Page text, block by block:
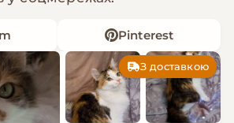
Pinterest
З доставкою